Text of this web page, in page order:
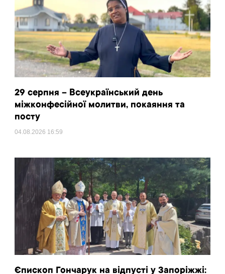
29 серпня – Всеукраїнський день
міжконфесійної молитви, покаяння та
посту
04.08.2026 16:59
Єпископ Гончарук на відпусті у Запоріжжі: